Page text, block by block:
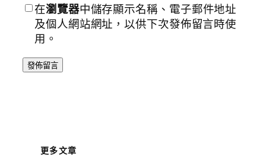
在瀏覽器中儲存顯示名稱、電子郵件地址
及個人網站網址，以供下次發佈留言時使
用。
更多文章